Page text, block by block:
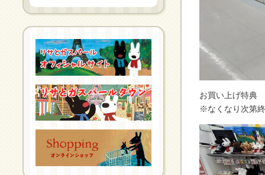
お買い上げ特典
※なくなり次第